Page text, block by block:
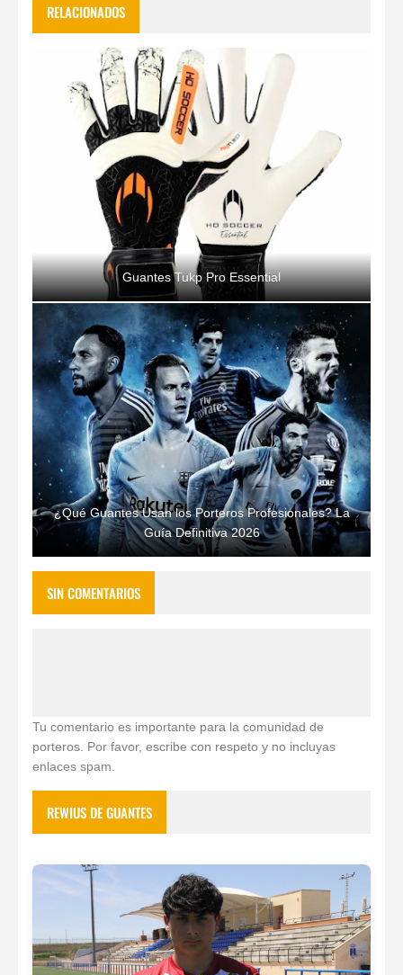
RELACIONADOS
Guantes Tukp Pro Essential
¿Qué Guantes Usan los Porteros Profesionales? La
Guía Definitiva 2026
SIN COMENTARIOS
Tu comentario es importante para la comunidad de
porteros. Por favor, escribe con respeto y no incluyas
enlaces spam.
REWIUS DE GUANTES